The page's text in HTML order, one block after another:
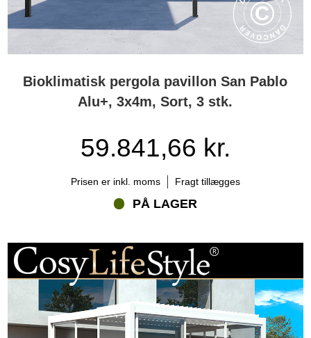
Bioklimatisk pergola pavillon San Pablo
Alu+, 3x4m, Sort, 3 stk.
59.841,66 kr.
Prisen er inkl. moms Fragt tillægges
PÅ LAGER